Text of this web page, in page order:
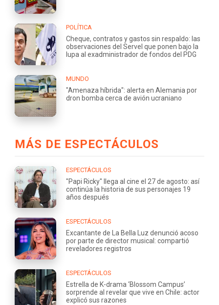
POLÍTICA
Cheque, contratos y gastos sin respaldo: las
observaciones del Servel que ponen bajo la
lupa al exadministrador de fondos del PDG
MUNDO
"Amenaza híbrida": alerta en Alemania por
dron bomba cerca de avión ucraniano
MÁS DE ESPECTÁCULOS
ESPECTÁCULOS
"Papi Ricky" llega al cine el 27 de agosto: así
continúa la historia de sus personajes 19
años después
ESPECTÁCULOS
Excantante de La Bella Luz denunció acoso
por parte de director musical: compartió
reveladores registros
ESPECTÁCULOS
Estrella de K-drama ‘Blossom Campus’
sorprende al revelar que vive en Chile: actor
explicó sus razones